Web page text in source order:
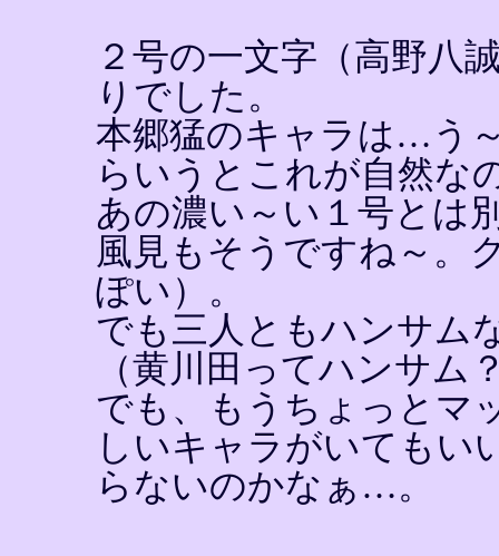
２号の一文字（高野八
りでした。
本郷猛のキャラは…う
らいうとこれが自然な
あの濃い～い１号とは
風見もそうですね～。
ぽい）。
でも三人ともハンサム
（黄川田ってハンサム
でも、もうちょっとマ
しいキャラがいてもい
らないのかなぁ…。